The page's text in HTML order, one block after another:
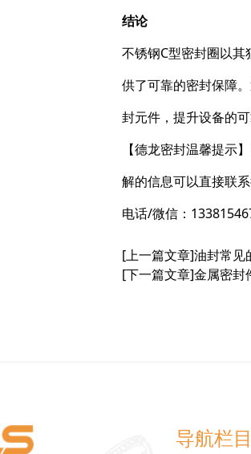
结论
不锈钢C型密封圈以
供了可靠的密封保障
封元件，提升设备的可
【德龙密封温馨提示
解的信息可以直接联
电话/微信：
[上一篇文章]油封常见
[下一篇文章]金属密封
导航栏目